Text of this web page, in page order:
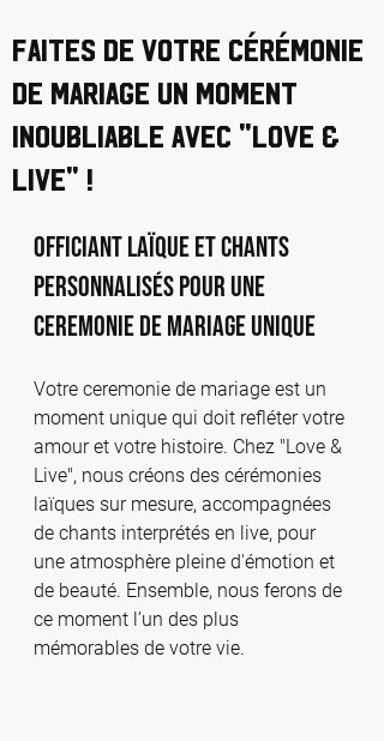
Faites de Votre Cérémonie
de Mariage un Moment
Inoubliable avec "Love &
Live" !
Officiant Laïque et Chants
Personnalisés pour une
Ceremonie de mariage Unique
Votre ceremonie de mariage est un
moment unique qui doit refléter votre
amour et votre histoire. Chez "Love &
Live", nous créons des cérémonies
laïques sur mesure, accompagnées
de chants interprétés en live, pour
une atmosphère pleine d'émotion et
de beauté. Ensemble, nous ferons de
ce moment l’un des plus
mémorables de votre vie.